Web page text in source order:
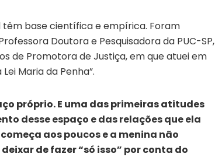
têm base científica e empírica. Foram
Doutora e Pesquisadora da PUC-SP,
de Promotora de Justiça, em que atuei em
Maria da Penha”.
próprio. E uma das primeiras atitudes
desse espaço e das relações que ela
aos poucos e a menina não
de fazer “só isso” por conta do